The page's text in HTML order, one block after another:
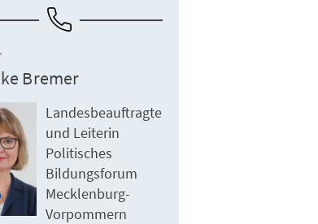
Bremer
Landesbeauftragte
und Leiterin
Politisches
Bildungsforum
Mecklenburg-
Vorpommern